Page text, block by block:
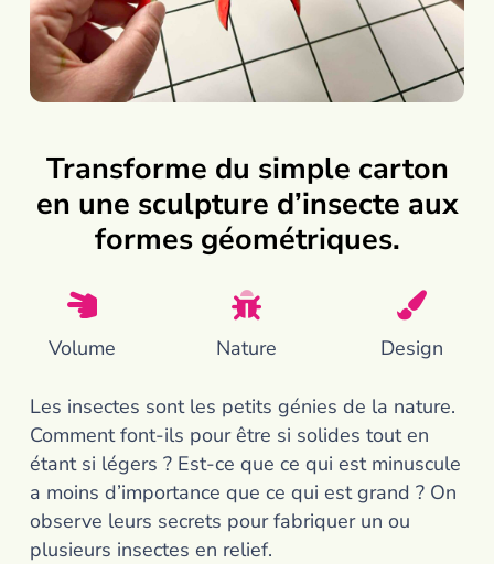
Transforme du simple carton
en une sculpture d’insecte aux
formes géométriques.
Volume Nature Design
Les insectes sont les petits génies de la nature.
Comment font-ils pour être si solides tout en
étant si légers ? Est-ce que ce qui est minuscule
a moins d’importance que ce qui est grand ? On
observe leurs secrets pour fabriquer un ou
plusieurs insectes en relief.